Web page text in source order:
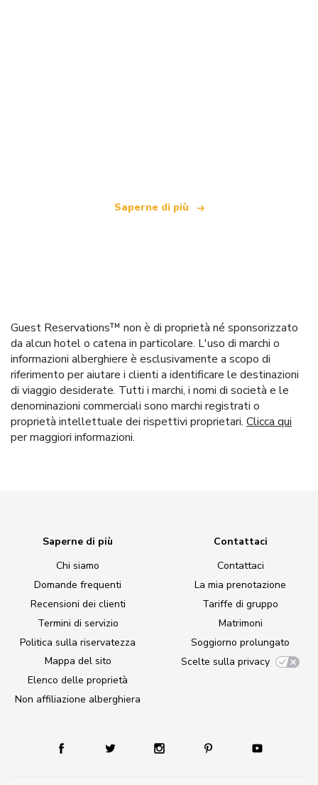
Saperne di più
Guest Reservations™ non è di proprietà né sponsorizzato
da alcun hotel o catena in particolare. L'uso di marchi o
informazioni alberghiere è esclusivamente a scopo di
riferimento per aiutare i clienti a identificare le destinazioni
di viaggio desiderate. Tutti i marchi, i nomi di società e le
denominazioni commerciali sono marchi registrati o
proprietà intellettuale dei rispettivi proprietari. Clicca qui
per maggiori informazioni.
Saperne di più
Chi siamo
Domande frequenti
Recensioni dei clienti
Termini di servizio
Politica sulla riservatezza
Mappa del sito
Elenco delle proprietà
Non affiliazione alberghiera
Contattaci
Contattaci
La mia prenotazione
Tariffe di gruppo
Matrimoni
Soggiorno prolungato
Scelte sulla privacy